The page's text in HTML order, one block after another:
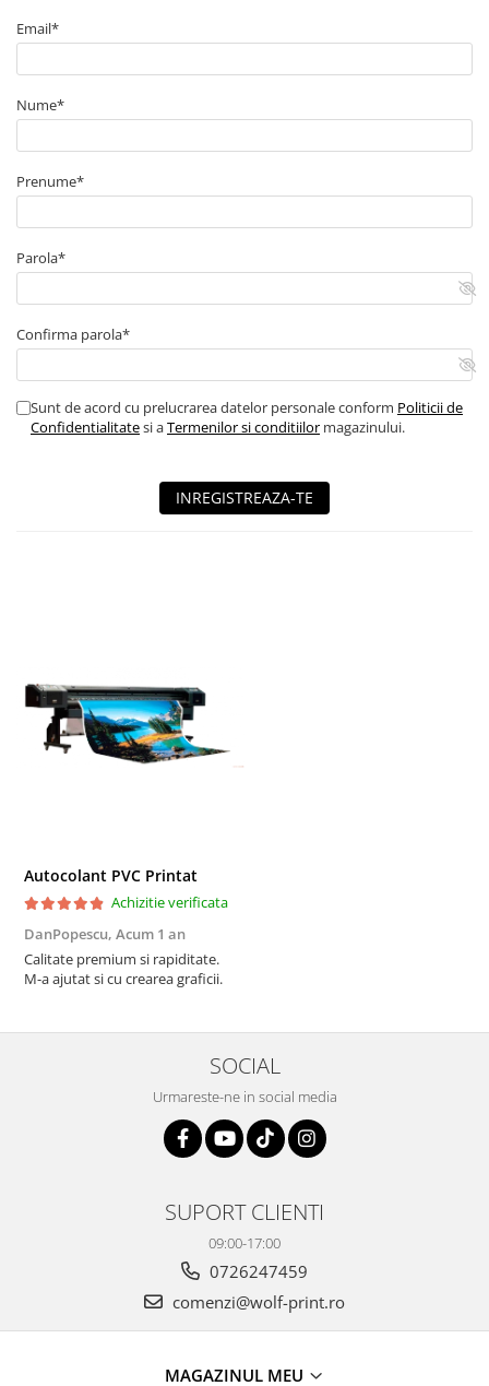
Email*
Nume*
Prenume*
Parola*
Confirma parola*
Sunt de acord cu prelucrarea datelor personale conform Politicii de
Confidentialitatesi aTermenilor si conditiilor magazinului.
INREGISTREAZA-TE
Autocolant PVC Printat
Achizitie verificata
DanPopescu, Acum 1 an
Calitate premium si rapiditate.
M-a ajutat si cu crearea graficii.
SOCIAL
Urmareste-ne in social media
SUPORT CLIENTI
09:00-17:00
0726247459
comenzi@wolf-print.ro
MAGAZINUL MEU